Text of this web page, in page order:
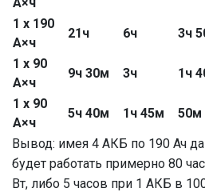
1 x 190
А×ч
21ч 6ч 3ч
1 x 90
А×ч
9ч 30м 3ч 1ч
1 x 90
А×ч
5ч 40м 1ч 45м 50м
Вывод: имея 4 АКБ по 190 Ач
будет работать примерно 80
Вт, либо 5 часов при 1 АКБ в